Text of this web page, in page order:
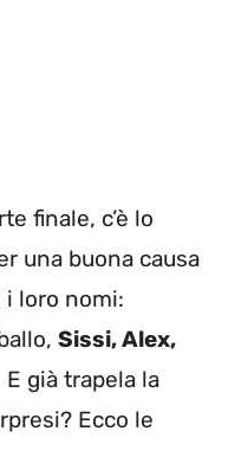
finale, c’è lo
una buona causa
i loro nomi:
Sissi, Alex,
già trapela la
Ecco le